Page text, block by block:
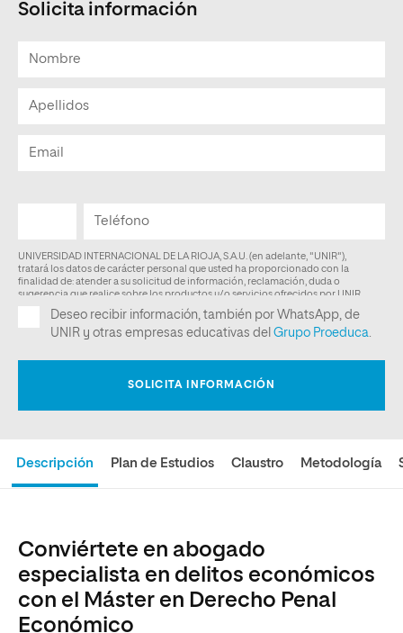
Descripción Plan de Estudios Claustro Metodología
Conviértete en abogado
especialista en delitos económicos
con el Máster en Derecho Penal
Económico
Solicita información